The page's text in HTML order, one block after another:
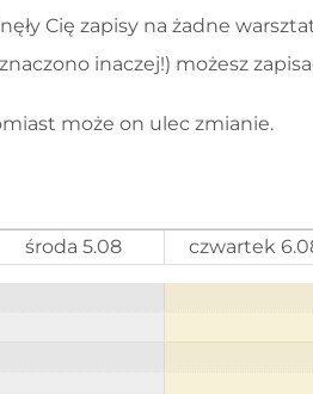
Cię zapisy na żadne
inaczej!) możesz
może on ulec zmianie.
środa 5.08 czwartek